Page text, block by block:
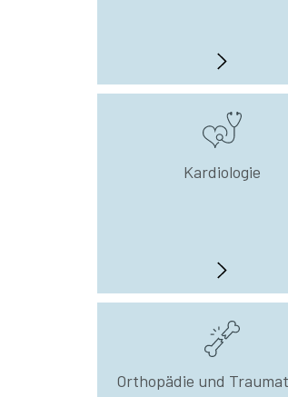
Kardiologie
Orthopädie und